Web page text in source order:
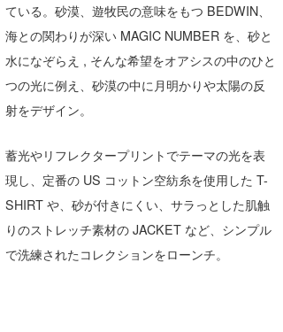
ている。砂漠、遊牧民の意味をもつ BEDWIN、
海との関わりが深い MAGIC NUMBER を、砂と
水になぞらえ , そんな希望をオアシスの中のひと
つの光に例え、砂漠の中に月明かりや太陽の反
射をデザイン。
蓄光やリフレクタープリントでテーマの光を表
現し、定番の US コットン空紡糸を使用した T-
SHIRT や、砂が付きにくい、サラっとした肌触
りのストレッチ素材の JACKET など、シンプル
で洗練されたコレクションをローンチ。
ライター/寄稿メディア
Core Surf Japan
mitsuteru Kamio
Yasunari Inoue
SURFMEDIA
Colors MAGAZINE
波伝説アンバサダー/プロライダー
福島寿実子
波伝説スタッフ
波伝説